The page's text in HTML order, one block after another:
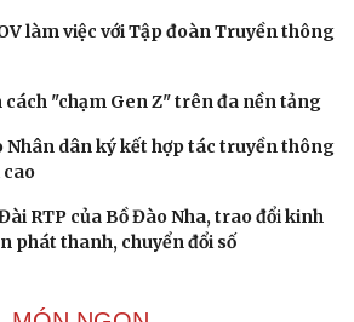
làm việc với Tập đoàn Truyền thông
cách "chạm Gen Z" trên đa nền tảng
Nhân dân ký kết hợp tác truyền thông
cao
RTP của Bồ Đào Nha, trao đổi kinh
phát thanh, chuyển đổi số